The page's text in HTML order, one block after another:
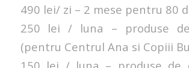
490 lei/ zi – 2 mese pentru 80
250 lei / luna – produse
(pentru Centrul Ana si Copiii